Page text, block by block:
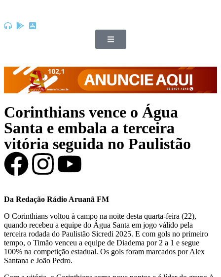
Corinthians vence o Água
Santa e embala a terceira
vitória seguida no Paulistão
Da Redação Rádio Aruanã FM
O Corinthians voltou à campo na noite desta quarta-feira (22),
quando recebeu a equipe do Água Santa em jogo válido pela
terceira rodada do Paulistão Sicredi 2025. E com gols no primeiro
tempo, o Timão venceu a equipe de Diadema por 2 a 1 e segue
100% na competição estadual. Os gols foram marcados por Alex
Santana e João Pedro.